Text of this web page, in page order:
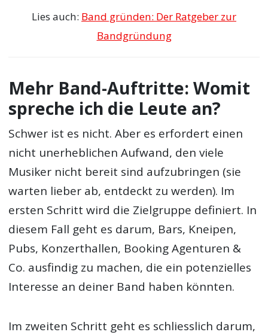
Lies auch: Band gründen: Der Ratgeber zur
Bandgründung
Mehr Band-Auftritte: Womit
spreche ich die Leute an?
Schwer ist es nicht. Aber es erfordert einen
nicht unerheblichen Aufwand, den viele
Musiker nicht bereit sind aufzubringen (sie
warten lieber ab, entdeckt zu werden). Im
ersten Schritt wird die Zielgruppe definiert. In
diesem Fall geht es darum, Bars, Kneipen,
Pubs, Konzerthallen, Booking Agenturen &
Co. ausfindig zu machen, die ein potenzielles
Interesse an deiner Band haben könnten.
Im zweiten Schritt geht es schliesslich darum,